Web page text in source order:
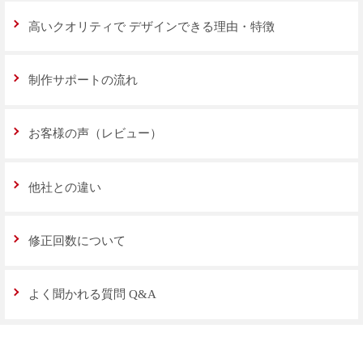
高いクオリティで デザインできる理由・特徴
制作サポートの流れ
お客様の声（レビュー）
他社との違い
修正回数について
よく聞かれる質問 Q&A